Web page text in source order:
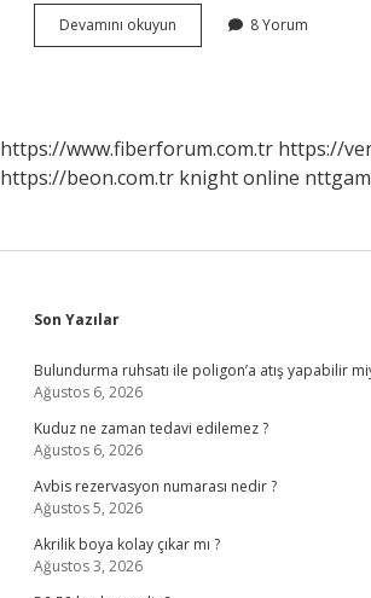
Devamını okuyun Elementler
Nelerden
8 Yorum
https://www.fiberforum.com.tr https://
https://beon.com.tr knight online
Sidebar
Son Yazılar
Bulundurma ruhsatı ile poligon’a atış yapabilir
Ağustos 6, 2026
Kuduz ne zaman tedavi edilemez ?
Ağustos 6, 2026
Avbis rezervasyon numarası nedir ?
Ağustos 5, 2026
Akrilik boya kolay çıkar mı ?
Ağustos 3, 2026